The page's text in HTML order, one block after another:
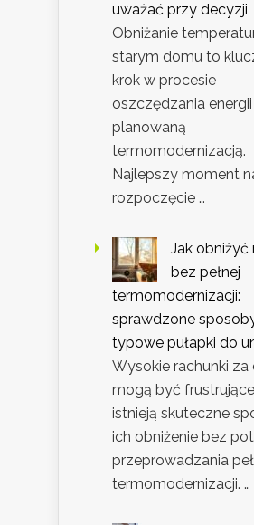
uważać przy decyzji
Obniżanie
starym domu to
krok w procesie
oszczędzania
planowaną
termomodernizacją.
Najlepszy moment
rozpoczęcie …
Jak obniżyć
bez pełnej
termomodernizacji:
sprawdzone
typowe pułapki do
Wysokie rachunki za
mogą być
istnieją skuteczne
ich obniżenie bez
przeprowadzania
termomodernizacji. …